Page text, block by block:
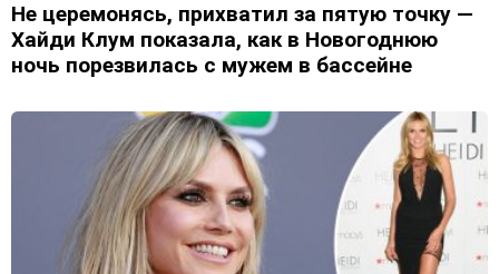
Не церемонясь, прихватил за пятую точку —
Хайди Клум показала, как в Новогоднюю
ночь порезвилась с мужем в бассейне